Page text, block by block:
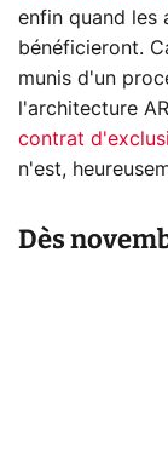
enfin quand les
bénéficieront.
munis d'un
l'architecture
contrat
n'est,
Dès